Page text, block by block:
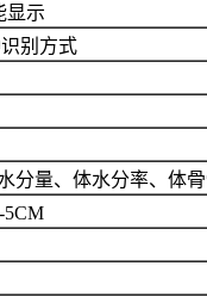
显示
别方式
分量、体水分率、体